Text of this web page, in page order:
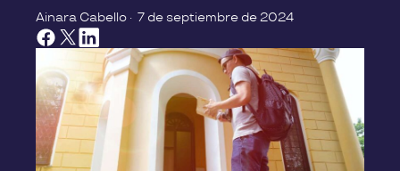
Ainara Cabello · 7 de septiembre de 2024